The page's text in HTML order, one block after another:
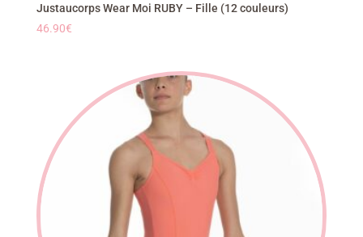
Justaucorps Wear Moi RUBY – Fille (12 couleurs)
46.90€